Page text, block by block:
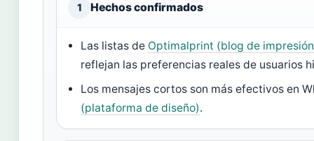
1 Hechos confirmados
Las listas de Optimalprint (blog de
reflejan las preferencias reales de usuarios
Los mensajes cortos son más efectivos en
(plataforma de diseño).